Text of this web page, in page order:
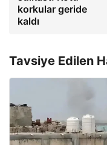
korkular geride
kaldı
Tavsiye Edilen